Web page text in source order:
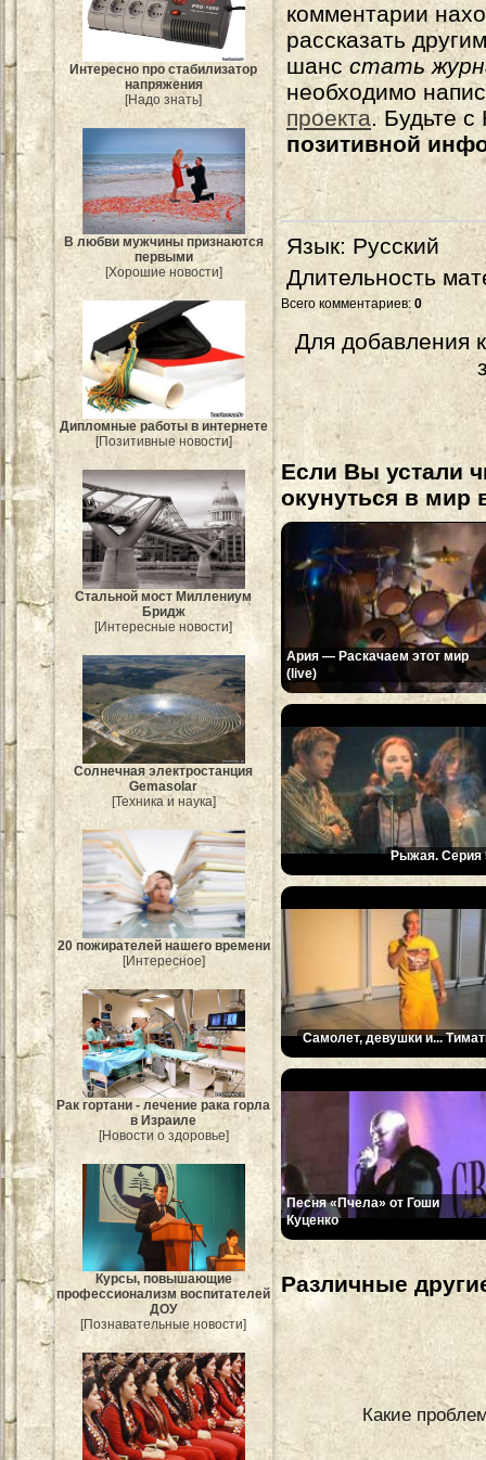
Интересно про стабилизатор
напряжения
[Надо знать]
В любви мужчины признаются
первыми
[Хорошие новости]
Дипломные работы в интернете
[Позитивные новости]
Стальной мост Миллениум
Бридж
[Интересные новости]
Солнечная электростанция
Gemasolar
[Техника и наука]
20 пожирателей нашего времени
[Интересное]
Рак гортани - лечение рака горла
в Израиле
[Новости о здоровье]
Курсы, повышающие
профессионализм воспитателей
ДОУ
[Познавательные новости]
комментарии
рассказать
шансстать
необходимо
проекта. Будьте
позитивной
Язык: Русский
Длительность
Всего комментариев: 0
Для добавления
Если Вы устали
окунуться в мир
Ария — Раскачаем этот мир
(live)
Рыжая. Серия
Самолет, девушки и...
Песня «Пчела» от Гоши
Куценко
Различные
Какие